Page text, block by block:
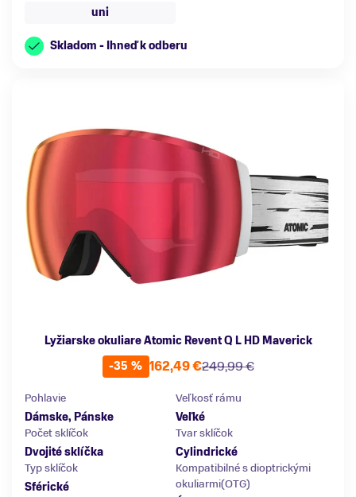
uni
Skladom - Ihneď k odberu
Lyžiarske okuliare Atomic Revent Q L HD Maverick
-35 %
249,99 €
162,49 €
Pohlavie
Dámske, Pánske
Veľkosť rámu
Veľké
Počet sklíčok
Dvojité sklíčka
Tvar sklíčok
Cylindrické
Typ sklíčok
Sférické
Kompatibilné s dioptrickými
okuliarmi(OTG)